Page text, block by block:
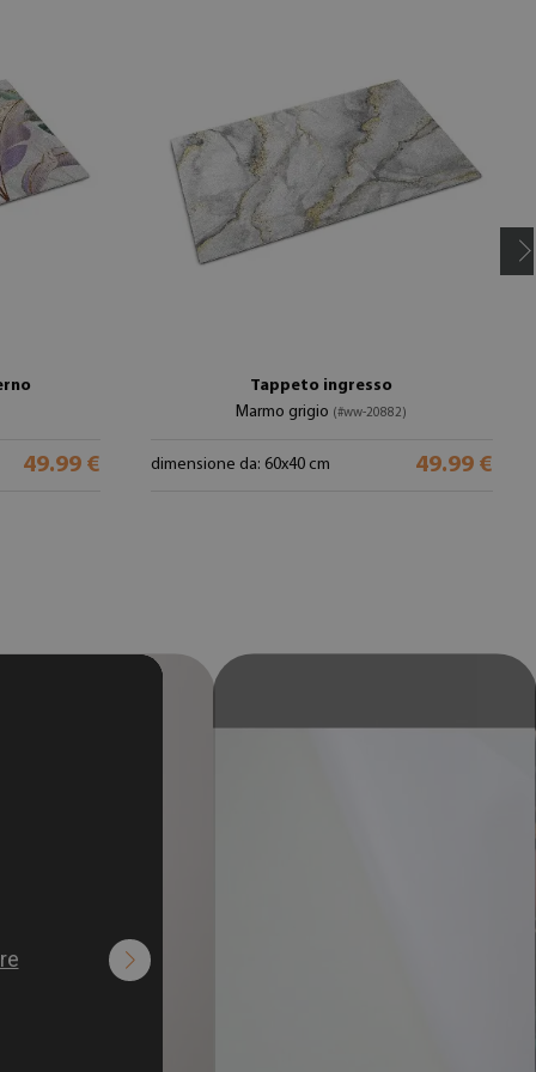
49.99 €
Tappeto ingresso
Marmo grigio (#ww-20882)
dimensione da: 60x40 cm 49.99 €